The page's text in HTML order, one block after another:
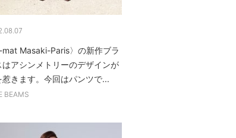
mat Masaki-Paris〉の新作ブラ
はアシンメトリーのデザインが
惹きます。今回はパンツで...
BEAMS